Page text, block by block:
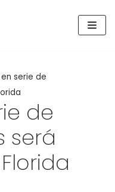
serie de
de
será